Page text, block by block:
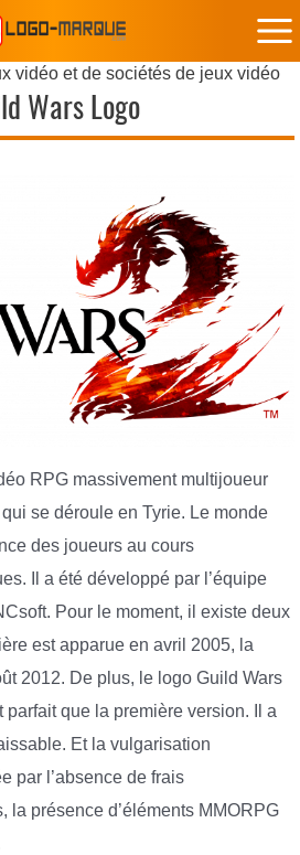
vidéo et de sociétés de jeux vidéo
Wars Logo
RPG massivement multijoueur
se déroule en Tyrie. Le monde
des joueurs au cours
Il a été développé par l’équipe
Pour le moment, il existe deux
est apparue en avril 2005, la
2012. De plus, le logo Guild Wars
que la première version. Il a
Et la vulgarisation
par l’absence de frais
la présence d’éléments MMORPG